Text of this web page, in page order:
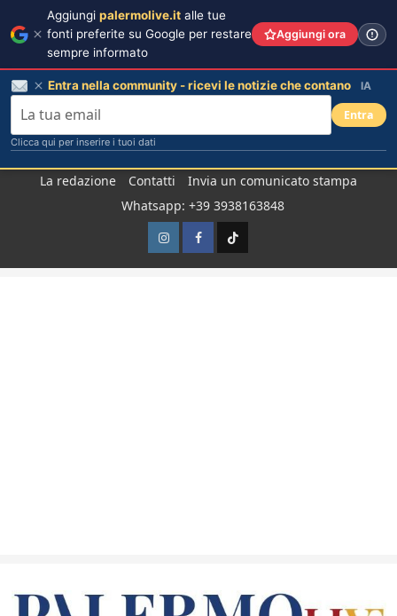
La redazione Contatti
Invia un comunicato stampa
Whatsapp: +39 3938163848
InstagramFacebook
TikTok
Aggiungi palermolive.it alle tue
fonti preferite su Google per restare
sempre informato
Aggiungi ora
Entra nella community - ricevi le notizie che contano IA
Entra
Clicca qui per inserire i tuoi dati